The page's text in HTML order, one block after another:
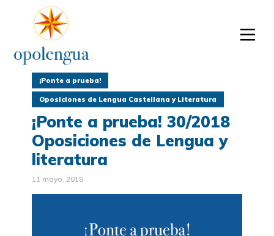
¡Ponte a prueba!
Oposiciones de Lengua Castellana y Literatura
¡Ponte a prueba! 30/2018
Oposiciones de Lengua y
literatura
11 mayo, 2018